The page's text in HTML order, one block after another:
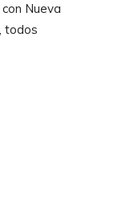
Nueva
todos